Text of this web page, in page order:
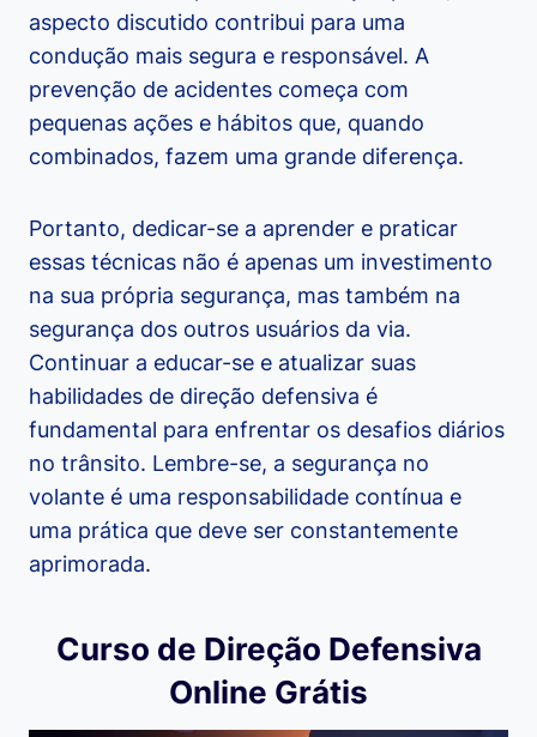
aspecto discutido contribui para uma
condução mais segura e responsável. A
prevenção de acidentes começa com
pequenas ações e hábitos que, quando
combinados, fazem uma grande diferença.
Portanto, dedicar-se a aprender e praticar
essas técnicas não é apenas um investimento
na sua própria segurança, mas também na
segurança dos outros usuários da via.
Continuar a educar-se e atualizar suas
habilidades de direção defensiva é
fundamental para enfrentar os desafios diários
no trânsito. Lembre-se, a segurança no
volante é uma responsabilidade contínua e
uma prática que deve ser constantemente
aprimorada.
Curso de Direção Defensiva
Online Grátis